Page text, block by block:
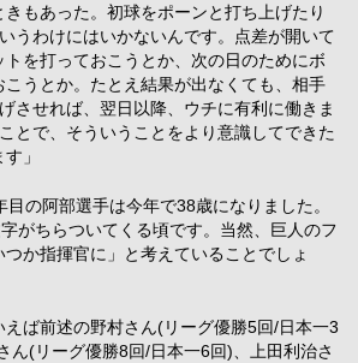
もあった。初球をポーンと打ち上げたり
うわけにはいかないんです。点差が開いて
トを打っておこうとか、次の日のためにボ
うとか。たとえ結果が出なくても、相手
させれば、翌日以降、ウチに有利に働きま
とで、そういうことをより意識してできた
」
の阿部選手は今年で38歳になりました。
がちらついてくる頃です。当然、巨人のフ
か指揮官に」と考えていることでしょ
ば前述の野村さん(リーグ優勝5回/日本一3
ん(リーグ優勝8回/日本一6回)、上田利治さ